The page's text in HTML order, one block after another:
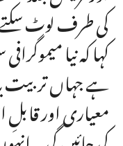
کی طرف لوٹ
کہا کہ نیا
ہے جہاں تربیت
معیاری اور قابلِ